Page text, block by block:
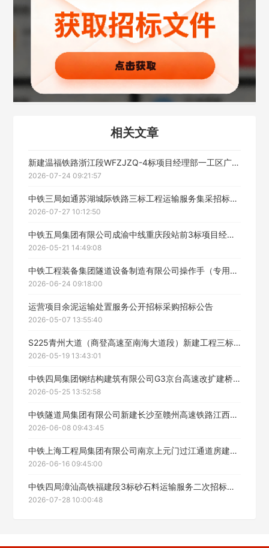
相关文章
新建温福铁路浙江段WFZJZQ-4标项目经理部一工区广告宣传服务招标采购公告
2026-07-24 09:21:57
中铁三局如通苏湖城际铁路三标工程运输服务集采招标公告
2026-07-27 10:12:50
中铁五局集团有限公司成渝中线重庆段站前3标项目经理部砂石料运输招标采购公告
2026-05-21 14:49:08
中铁工程装备集团隧道设备制造有限公司操作手（专用设备）、维保工、辅助工等外协服务公开招标公告
2026-06-24 09:18:00
运营项目余泥运输处置服务公开招标采购招标公告
2026-05-07 13:55:40
S225青州大道（商登高速至南海大道段）新建工程三标段广告宣传制作安装服务公开招标
2026-05-19 13:43:01
中铁四局集团钢结构建筑有限公司G3京台高速改扩建桥梁钢结构制造工程项目钢构件运输（二次）招标公告
2026-05-25 13:52:58
中铁隧道局集团有限公司新建长沙至赣州高速铁路江西段CGJXZQ-5标监测技术服务(路基、边坡及浅埋层)项目招标公告
2026-06-08 09:43:45
中铁上海工程局集团有限公司南京上元门过江通道房建6标项目经理部试验检测技术服务招标采购招标公告
2026-06-16 09:45:00
中铁四局漳汕高铁福建段3标砂石料运输服务二次招标公告
2026-07-28 10:00:48
立即入驻